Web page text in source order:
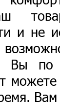
и не
Вы
Вам